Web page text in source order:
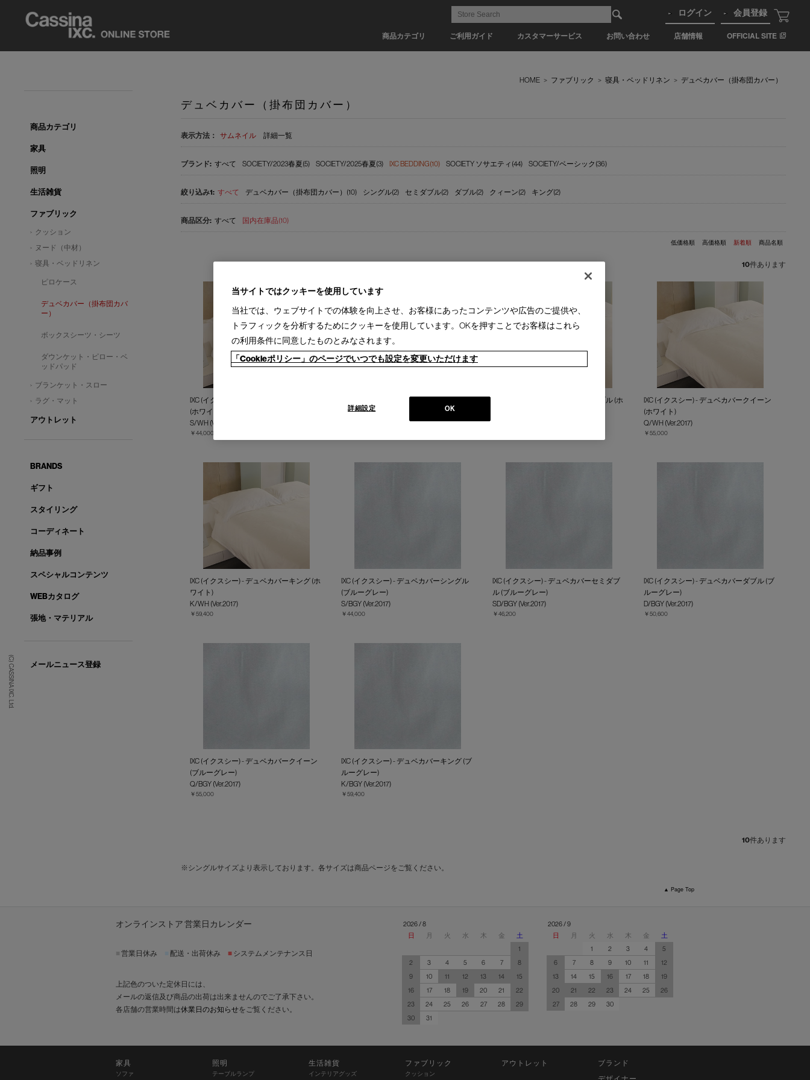
商品カテゴリ ご利用ガイド カスタマーサービス お問い合わせ 店舗情報 OFFICIAL SITE
ログイン 会員登録
(C) CASSINA IXC. Ltd.
HOME > ファブリック > 寝具・ベッドリネン > デュベカバー（掛布団カバー）
デュベカバー（掛布団カバー）
表示方法： サムネイル 詳細一覧
すべて SOCIETY/2023春夏(5) SOCIETY/2025春夏(3) IXC BEDDING(10) SOCIETY ソサエティ(44) SOCIETY/ベーシック(36)
すべて デュベカバー（掛布団カバー）(10) シングル(2) セミダブル(2) ダブル(2) クィーン(2) キング(2)
すべて 国内在庫品(10)
低価格順 高価格順 新着順 商品名順
10件あります
IXC (イクスシー) - デュベカバーシングル
(ホワイト)
S/WH (Ver.2017)
￥44,000
IXC (イクスシー) - デュベカバーセミダブ
ル (ホワイト)
IXC (イクスシー) - デュベカバーダブル (ホ
IXC (イクスシー) - デュベカバークイーン
(ホワイト)
Q/WH (Ver.2017)
￥55,000
IXC (イクスシー) - デュベカバーキング (ホ
ワイト)
K/WH (Ver.2017)
￥59,400
IXC (イクスシー) - デュベカバーシングル
(ブルーグレー)
S/BGY (Ver.2017)
￥44,000
IXC (イクスシー) - デュベカバーセミダブ
ル (ブルーグレー)
SD/BGY (Ver.2017)
￥46,200
IXC (イクスシー) - デュベカバーダブル (ブ
ルーグレー)
D/BGY (Ver.2017)
￥50,600
IXC (イクスシー) - デュベカバークイーン
(ブルーグレー)
Q/BGY (Ver.2017)
￥55,000
IXC (イクスシー) - デュベカバーキング (ブ
ルーグレー)
K/BGY (Ver.2017)
￥59,400
10件あります
※シングルサイズより表示しております。各サイズは商品ページをご覧ください。
商品カテゴリ
家具
照明
生活雑貨
ファブリック
クッション
ヌード（中材）
寝具・ベッドリネン
ピロケース
デュベカバー（掛布団カバ
ー）
ボックスシーツ・シーツ
ダウンケット・ピロー・ベ
ッドパッド
ブランケット・スロー
ラグ・マット
アウトレット
BRANDS
ギフト
スタイリング
コーディネート
納品事例
スペシャルコンテンツ
WEBカタログ
張地・マテリアル
メールニュース登録
▲ Page Top
オンラインストア 営業日カレンダー
営業日休み 配送・出荷休み ■ システムメンテナンス日
上記色のついた定休日には、
メールの返信及び商品の出荷は出来ませんのでご了承下さい。
各店舗の営業時間は休業日のお知らせをご覧ください。
2026 / 8
日
月 火 水 木 金
土
1
2
3 4 5 6 7
8
9
10 11 12 13 14
15
16
17 18 19 20 21
22
23
24 25 26 27 28
29
30
31
2026 / 9
日
月 火 水 木 金
土
1
2 3 4
5
6
7 8 9 10 11
12
13
14 15 16 17 18
19
20
21 22 23 24 25
26
27
28 29 30
家具
ソファ
照明
テーブルランプ
生活雑貨
インテリアグッズ
ファブリック
クッション
アウトレット
ブランド
当サイトではクッキーを使用しています
当社では、ウェブサイトでの体験を向上させ、お客様にあったコンテンツや広告のご提供や、
トラフィックを分析するためにクッキーを使用しています。OKを押すことでお客様はこれら
の利用条件に同意したものとみなされます。
「Cookieポリシー」のページでいつでも設定を変更いただけます
OK
詳細設定